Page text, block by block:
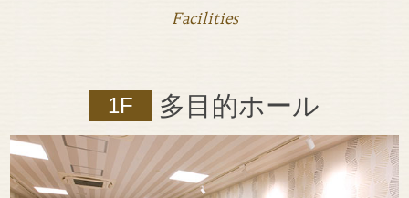
Facilities
1F 多目的ホール